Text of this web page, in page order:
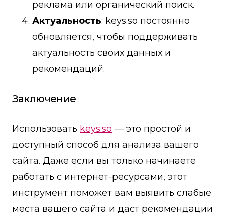
реклама или органический поиск.
Актуальность: keys.so постоянно
обновляется, чтобы поддерживать
актуальность своих данных и
рекомендаций.
Заключение
Использовать keys.so — это простой и
доступный способ для анализа вашего
сайта. Даже если вы только начинаете
работать с интернет-ресурсами, этот
инструмент поможет вам выявить слабые
места вашего сайта и даст рекомендации